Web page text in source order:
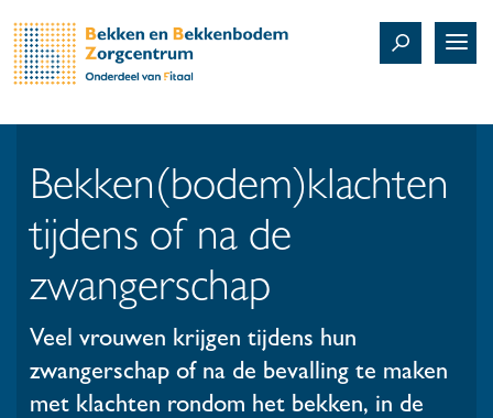
Bekken(bodem)klachten
tijdens of na de
zwangerschap
Veel vrouwen krijgen tijdens hun
zwangerschap of na de bevalling te maken
met klachten rondom het bekken, in de